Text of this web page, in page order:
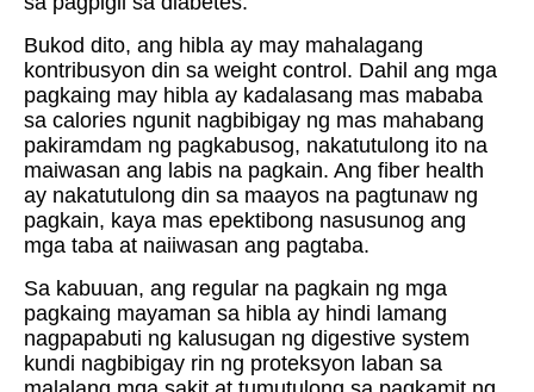
Bukod dito, ang hibla ay may mahalagang
kontribusyon din sa weight control. Dahil ang mga
pagkaing may hibla ay kadalasang mas mababa
sa calories ngunit nagbibigay ng mas mahabang
pakiramdam ng pagkabusog, nakatutulong ito na
maiwasan ang labis na pagkain. Ang fiber health
ay nakatutulong din sa maayos na pagtunaw ng
pagkain, kaya mas epektibong nasusunog ang
mga taba at naiiwasan ang pagtaba.
Sa kabuuan, ang regular na pagkain ng mga
pagkaing mayaman sa hibla ay hindi lamang
nagpapabuti ng kalusugan ng digestive system
kundi nagbibigay rin ng proteksyon laban sa